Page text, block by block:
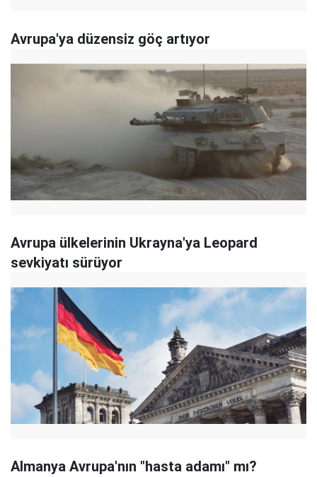
Avrupa'ya düzensiz göç artıyor
Avrupa ülkelerinin Ukrayna'ya Leopard
sevkiyatı sürüyor
Almanya Avrupa'nın "hasta adamı" mı?